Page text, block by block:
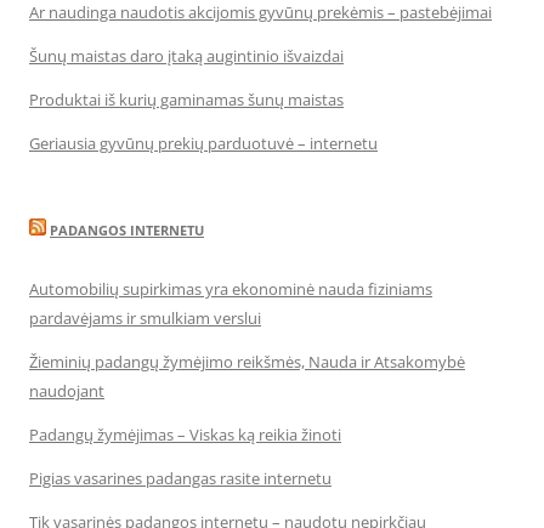
Ar naudinga naudotis akcijomis gyvūnų prekėmis – pastebėjimai
Šunų maistas daro įtaką augintinio išvaizdai
Produktai iš kurių gaminamas šunų maistas
Geriausia gyvūnų prekių parduotuvė – internetu
PADANGOS INTERNETU
Automobilių supirkimas yra ekonominė nauda fiziniams
pardavėjams ir smulkiam verslui
Žieminių padangų žymėjimo reikšmės, Nauda ir Atsakomybė
naudojant
Padangų žymėjimas – Viskas ką reikia žinoti
Pigias vasarines padangas rasite internetu
Tik vasarinės padangos internetu – naudotų nepirkčiau